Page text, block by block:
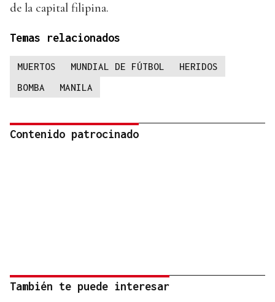
de la capital filipina.
Temas relacionados
MUERTOS MUNDIAL DE FÚTBOL
HERIDOS
BOMBA
MANILA
Contenido patrocinado
También te puede interesar